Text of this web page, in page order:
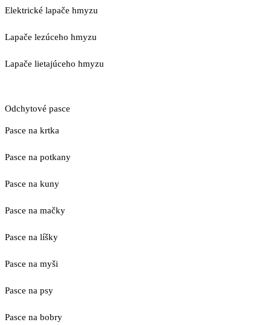
Elektrické lapače hmyzu
Lapače lezúceho hmyzu
Lapače lietajúceho hmyzu
Odchytové pasce
Pasce na krtka
Pasce na potkany
Pasce na kuny
Pasce na mačky
Pasce na líšky
Pasce na myši
Pasce na psy
Pasce na bobry